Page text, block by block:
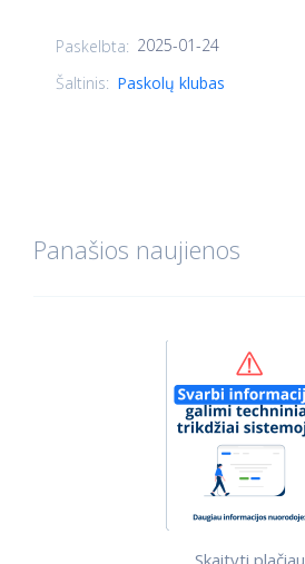
Paskelbta: 2025-01-24
Šaltinis: Paskolų klubas
Panašios naujienos
Skaityti plačiau